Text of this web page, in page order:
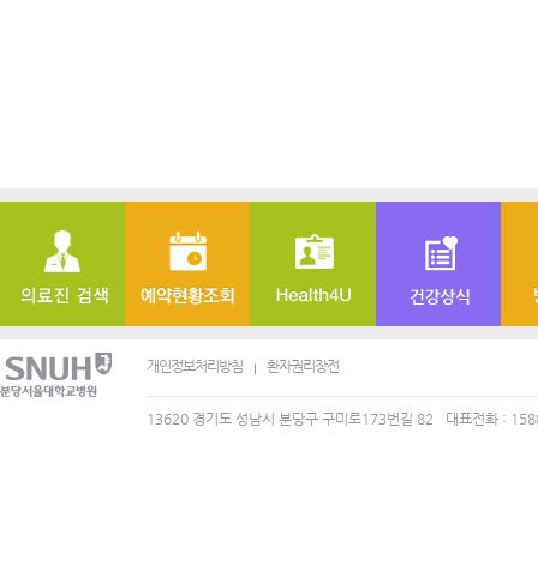
개인정보처리방침 환자권리장전
13620 경기도 성남시 분당구 구미로173번길 82 대표전화 :